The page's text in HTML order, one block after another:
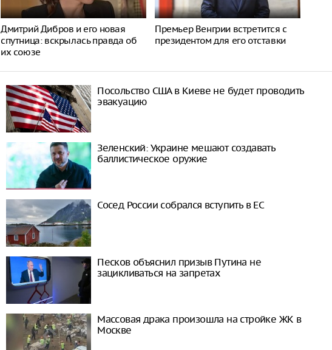
Дмитрий Дибров и его новая
спутница: вскрылась правда об
их союзе
Премьер Венгрии встретится с
президентом для его отставки
Посольство США в Киеве не будет проводить
эвакуацию
Зеленский: Украине мешают создавать
баллистическое оружие
Сосед России собрался вступить в ЕС
Песков объяснил призыв Путина не
зацикливаться на запретах
Массовая драка произошла на стройке ЖК в
Москве